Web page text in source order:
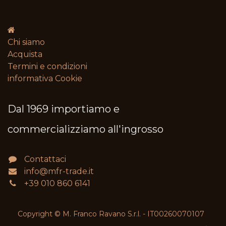
Chi siamo
Acquista
Termini e condizioni​
informativa Cookie
Dal 1969 importiamo e
commercializziamo all'ingrosso
Contattaci
info@mfr-trade.it
+39 010 860 6141
Copyright © M. Franco Ravano S.r.l. - IT00260070107